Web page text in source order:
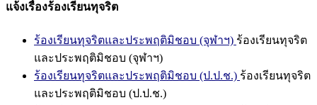
แจ้งเรื่องร้องเรียนทุจริต
ร้องเรียนทุจริตและประพฤติมิชอบ (จุฬาฯ) ร้องเรียนทุจริต
และประพฤติมิชอบ (จุฬาฯ)
ร้องเรียนทุจริตและประพฤติมิชอบ (ป.ป.ช.) ร้องเรียนทุจริต
และประพฤติมิชอบ (ป.ป.ช.)